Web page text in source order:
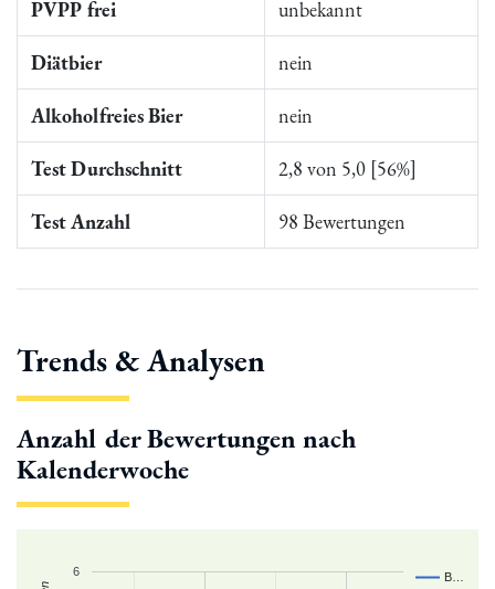
PVPP frei unbekannt
Diätbier nein
Alkoholfreies Bier nein
Test Durchschnitt 2,8 von 5,0 [56%]
Test Anzahl 98 Bewertungen
Trends & Analysen
Anzahl der Bewertungen nach
Kalenderwoche
B…
6